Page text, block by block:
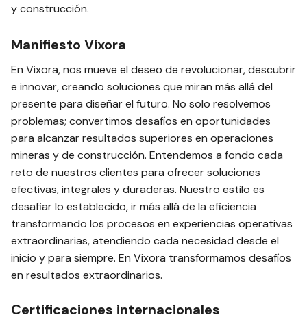
y construcción.
Manifiesto Vixora
En Vixora, nos mueve el deseo de revolucionar, descubrir
e innovar, creando soluciones que miran más allá del
presente para diseñar el futuro. No solo resolvemos
problemas; convertimos desafíos en oportunidades
para alcanzar resultados superiores en operaciones
mineras y de construcción. Entendemos a fondo cada
reto de nuestros clientes para ofrecer soluciones
efectivas, integrales y duraderas. Nuestro estilo es
desafiar lo establecido, ir más allá de la eficiencia
transformando los procesos en experiencias operativas
extraordinarias, atendiendo cada necesidad desde el
inicio y para siempre. En Vixora transformamos desafíos
en resultados extraordinarios.
Certificaciones internacionales